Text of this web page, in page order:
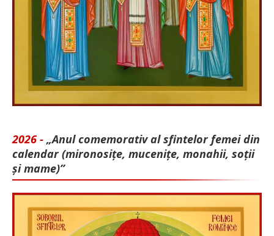
2026 - „Anul comemorativ al sfintelor femei din
calendar (mironosițe, mu­cenițe, monahii, soții
și mame)”